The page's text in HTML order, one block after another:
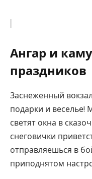
Ангар и
праздников
Заснеженный
подарки и веселье!
светят окна в
снеговички
отправляешься в
приподнятом